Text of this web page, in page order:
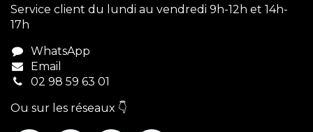
Service client du lundi au vendredi 9h-12h et 14h-
17h
WhatsApp
Email
02 98 59 63 01
Ou sur les réseaux 👇